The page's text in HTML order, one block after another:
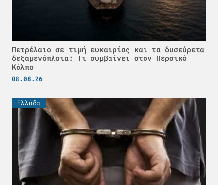
Πετρέλαιο σε τιμή ευκαιρίας και τα δυσεύρετα
δεξαμενόπλοια: Τι συμβαίνει στον Περσικό
Κόλπο
08.08.26
Ελλάδα